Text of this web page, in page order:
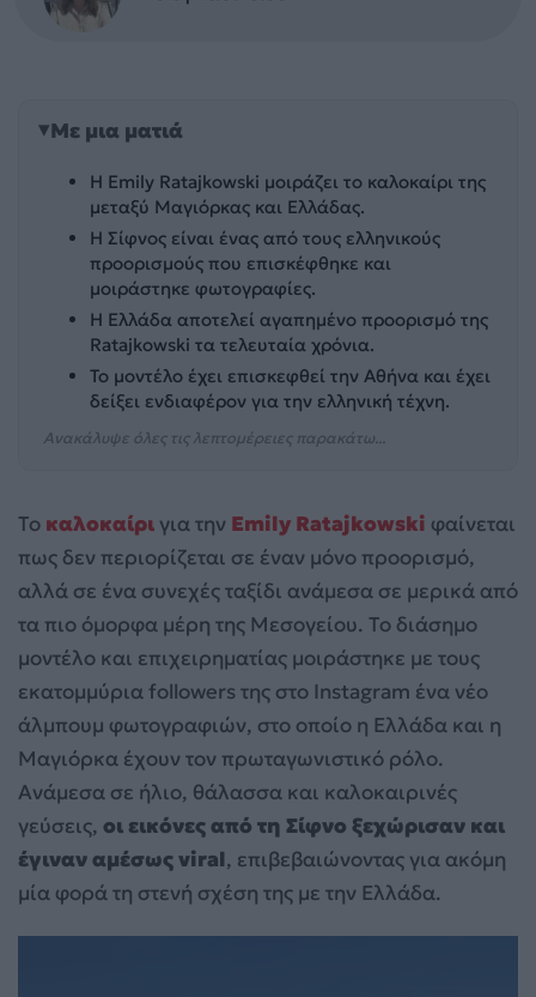
Με μια ματιά
Η Emily Ratajkowski μοιράζει το καλοκαίρι της
μεταξύ Μαγιόρκας και Ελλάδας.
Η Σίφνος είναι ένας από τους ελληνικούς
προορισμούς που επισκέφθηκε και
μοιράστηκε φωτογραφίες.
Η Ελλάδα αποτελεί αγαπημένο προορισμό της
Ratajkowski τα τελευταία χρόνια.
Το μοντέλο έχει επισκεφθεί την Αθήνα και έχει
δείξει ενδιαφέρον για την ελληνική τέχνη.
Ανακάλυψε όλες τις λεπτομέρειες παρακάτω...
Το καλοκαίρι για την Emily Ratajkowski φαίνεται
πως δεν περιορίζεται σε έναν μόνο προορισμό,
αλλά σε ένα συνεχές ταξίδι ανάμεσα σε μερικά από
τα πιο όμορφα μέρη της Μεσογείου. Το διάσημο
μοντέλο και επιχειρηματίας μοιράστηκε με τους
εκατομμύρια followers της στο Instagram ένα νέο
άλμπουμ φωτογραφιών, στο οποίο η Ελλάδα και η
Μαγιόρκα έχουν τον πρωταγωνιστικό ρόλο.
Ανάμεσα σε ήλιο, θάλασσα και καλοκαιρινές
γεύσεις, οι εικόνες από τη Σίφνο ξεχώρισαν και
έγιναν αμέσως viral, επιβεβαιώνοντας για ακόμη
μία φορά τη στενή σχέση της με την Ελλάδα.